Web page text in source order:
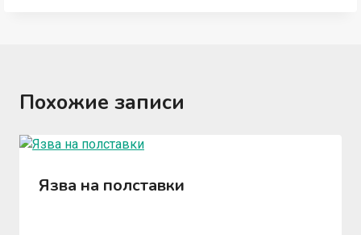
Похожие записи
Язва на полставки